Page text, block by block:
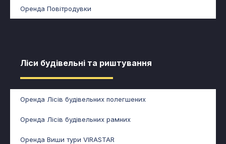
Оренда Повітродувки
Ліси будівельні та риштування​​
Оренда Лісів будівельних полегшених
Оренда Лісів будівельних рамних
Оренда Виши тури VIRASTAR